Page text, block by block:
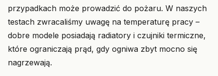
przypadkach może prowadzić do pożaru. W naszych
testach zwracaliśmy uwagę na temperaturę pracy –
dobre modele posiadają radiatory i czujniki termiczne,
które ograniczają prąd, gdy ogniwa zbyt mocno się
nagrzewają.